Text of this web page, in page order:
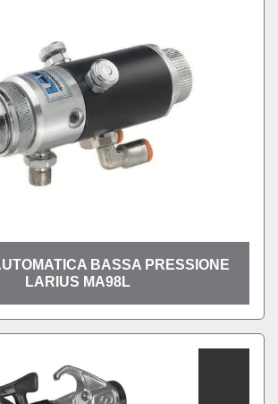
BASSA PRESSIONE
LARIUS MA98L